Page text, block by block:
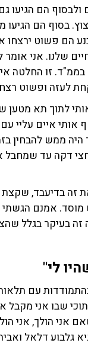
ולבסוף הם הגיעו
בסוף הם
הם פשוט ירצחו
שלנו. אני אומר
זו החלטה
לעזה ופשוט
לתוך תא מטען
אותי איים עליי
ממש להבחין
חצי דקה עד
זה בדיעבד,
אמנם הגשתי
בעיקר בגלל
לי"
לו בהתמודדות עם
שבו אני מקבל
אני הולך, אני
גלבוע דלאל